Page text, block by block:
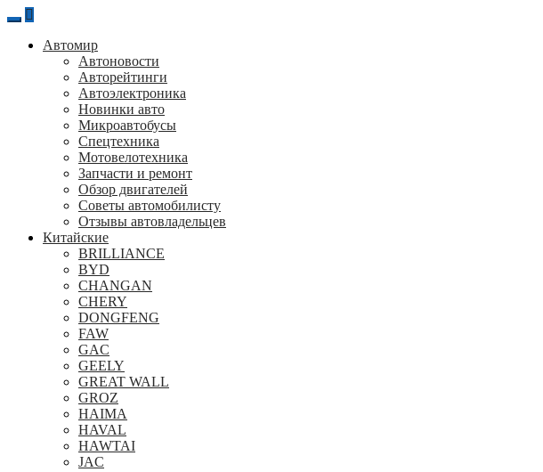
Перейти
содержанию
Автомир
Автоновости
Авторейтинги
Автоэлектроника
Новинки авто
Микроавтобусы
Спецтехника
Мотовелотехника
Запчасти и ремонт
Обзор двигателей
Советы автомобилисту
Отзывы автовладельцев
Китайские
BRILLIANCE
BYD
CHANGAN
CHERY
DONGFENG
FAW
GAC
GEELY
GREAT WALL
GROZ
HAIMA
HAVAL
HAWTAI
JAC